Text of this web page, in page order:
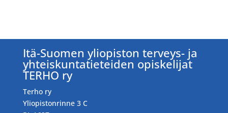
Itä-Suomen yliopiston terveys- ja
yhteiskuntatieteiden opiskelijat
TERHO ry
Terho ry
Yliopistonrinne 3 C